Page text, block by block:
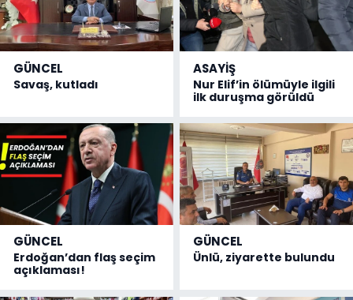
GÜNCEL
Savaş, kutladı
ASAYİŞ
Nur Elif’in ölümüyle ilgili
ilk duruşma görüldü
GÜNCEL
Erdoğan’dan flaş seçim
açıklaması!
GÜNCEL
Ünlü, ziyarette bulundu